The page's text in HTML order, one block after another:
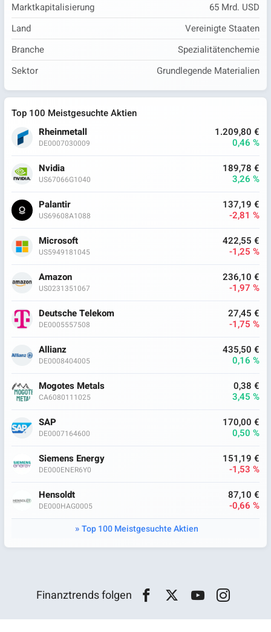
Marktkapitalisierung
65 Mrd. USD
Land
Vereinigte Staaten
Branche
Spezialitätenchemie
Sektor
Grundlegende Materialien
Top 100 Meistgesuchte Aktien
Rheinmetall
DE0007030009
1.209,80 €
0,46 %
Nvidia
US67066G1040
189,78 €
3,26 %
Palantir
US69608A1088
137,19 €
-2,81 %
Microsoft
US5949181045
422,55 €
-1,25 %
Amazon
US0231351067
236,10 €
-1,97 %
Deutsche Telekom
DE0005557508
27,45 €
-1,75 %
Allianz
DE0008404005
435,50 €
0,16 %
Mogotes Metals
CA6080111025
0,38 €
3,45 %
SAP
DE0007164600
170,00 €
0,50 %
Siemens Energy
DE000ENER6Y0
151,19 €
-1,53 %
Hensoldt
DE000HAG0005
87,10 €
-0,66 %
Top 100 Meistgesuchte Aktien
Finanztrends folgen